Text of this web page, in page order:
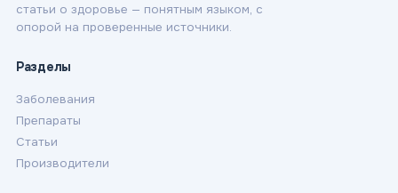
статьи о здоровье — понятным языком, с
опорой на проверенные источники.
Разделы
Заболевания
Препараты
Статьи
Производители